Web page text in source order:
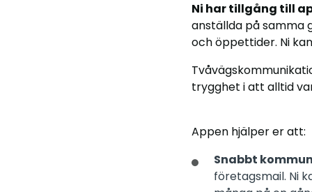
Ni har tillgång till
anställda på samma
och öppettider. Ni
trygghet i att alltid
Appen hjälper er att:
Snabbt
företagsmail. Ni